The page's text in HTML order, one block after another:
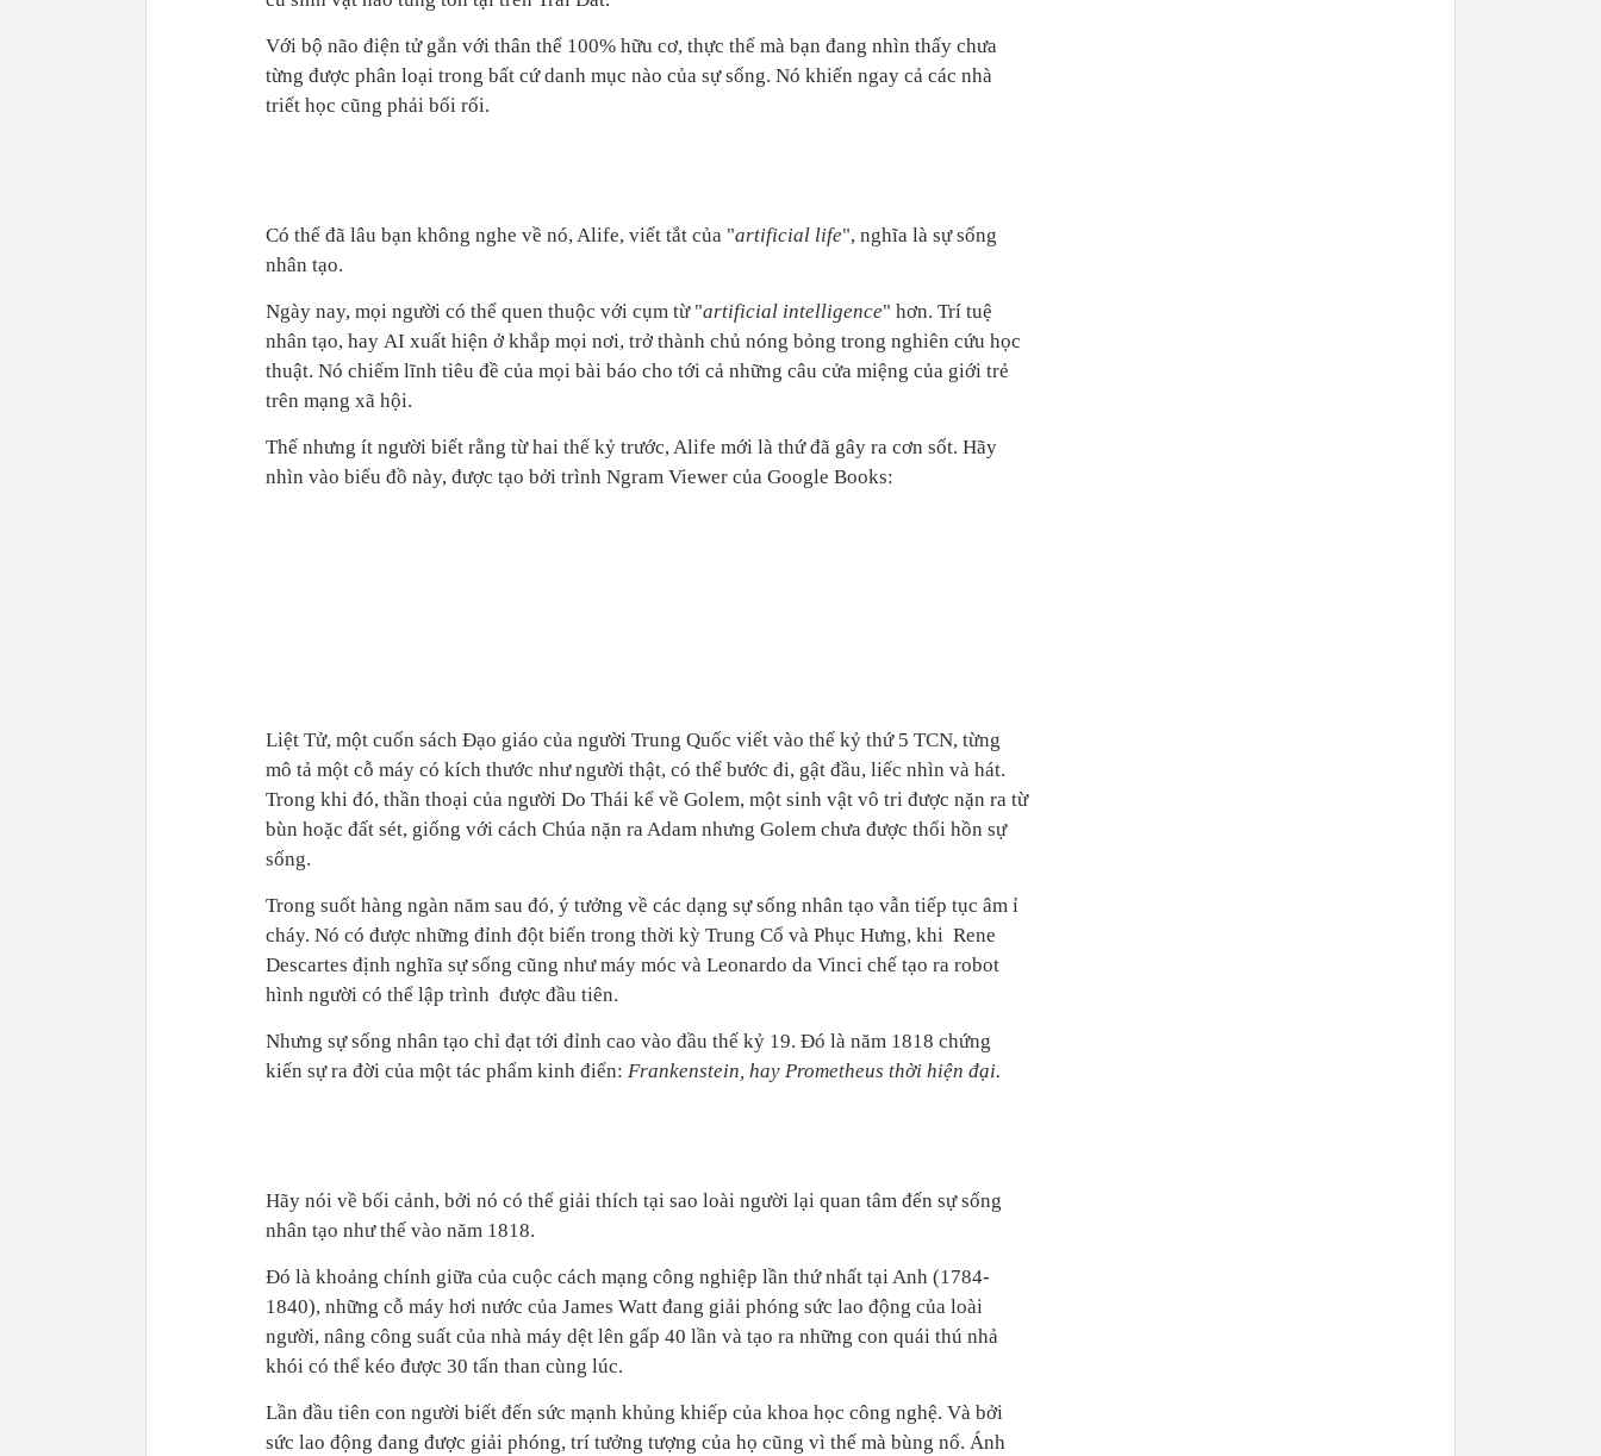
Với bộ não điện tử gắn với thân thể 100% hữu cơ, thực thể mà bạn đang nhìn thấy chưa
từng được phân loại trong bất cứ danh mục nào của sự sống. Nó khiến ngay cả các nhà
triết học cũng phải bối rối.
Có thể đã lâu bạn không nghe về nó, Alife, viết tắt của "artificial life", nghĩa là sự sống
nhân tạo.
Ngày nay, mọi người có thể quen thuộc với cụm từ "artificial intelligence" hơn. Trí tuệ
nhân tạo, hay AI xuất hiện ở khắp mọi nơi, trở thành chủ nóng bỏng trong nghiên cứu học
thuật. Nó chiếm lĩnh tiêu đề của mọi bài báo cho tới cả những câu cửa miệng của giới trẻ
trên mạng xã hội.
Thế nhưng ít người biết rằng từ hai thế kỷ trước, Alife mới là thứ đã gây ra cơn sốt. Hãy
nhìn vào biểu đồ này, được tạo bởi trình Ngram Viewer của Google Books:
Liệt Tử, một cuốn sách Đạo giáo của người Trung Quốc viết vào thế kỷ thứ 5 TCN, từng
mô tả một cỗ máy có kích thước như người thật, có thể bước đi, gật đầu, liếc nhìn và hát.
Trong khi đó, thần thoại của người Do Thái kể về Golem, một sinh vật vô tri được nặn ra từ
bùn hoặc đất sét, giống với cách Chúa nặn ra Adam nhưng Golem chưa được thổi hồn sự
sống.
Trong suốt hàng ngàn năm sau đó, ý tưởng về các dạng sự sống nhân tạo vẫn tiếp tục âm ỉ
cháy. Nó có được những đỉnh đột biến trong thời kỳ Trung Cổ và Phục Hưng, khi Rene
Descartes định nghĩa sự sống cũng như máy móc và Leonardo da Vinci chế tạo ra robot
hình người có thể lập trình được đầu tiên.
Nhưng sự sống nhân tạo chỉ đạt tới đỉnh cao vào đầu thế kỷ 19. Đó là năm 1818 chứng
kiến sự ra đời của một tác phẩm kinh điển: Frankenstein, hay Prometheus thời hiện đại.
Hãy nói về bối cảnh, bởi nó có thể giải thích tại sao loài người lại quan tâm đến sự sống
nhân tạo như thế vào năm 1818.
Đó là khoảng chính giữa của cuộc cách mạng công nghiệp lần thứ nhất tại Anh (1784-
1840), những cỗ máy hơi nước của James Watt đang giải phóng sức lao động của loài
người, nâng công suất của nhà máy dệt lên gấp 40 lần và tạo ra những con quái thú nhả
khói có thể kéo được 30 tấn than cùng lúc.
Lần đầu tiên con người biết đến sức mạnh khủng khiếp của khoa học công nghệ. Và bởi
sức lao động đang được giải phóng, trí tưởng tượng của họ cũng vì thế mà bùng nổ. Ánh